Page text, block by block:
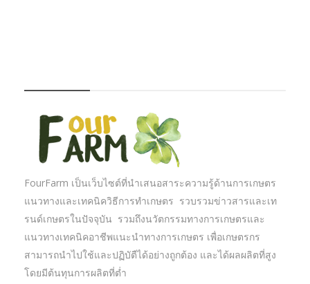
FourFarm เป็นเว็บไซต์ที่นำเสนอสาระความรู้ด้านการเกษตร
แนวทางและเทคนิควิธีการทำเกษตร รวบรวมข่าวสารและเท
รนด์เกษตรในปัจจุบัน รวมถึงนวัตกรรมทางการเกษตรและ
แนวทางเทคนิคอาชีพแนะนำทางการเกษตร เพื่อเกษตรกร
สามารถนำไปใช้และปฏิบัตืได้อย่างถูกต้อง และได้ผลผลิตที่สูง
โดยมีต้นทุนการผลิตที่ต่ำ